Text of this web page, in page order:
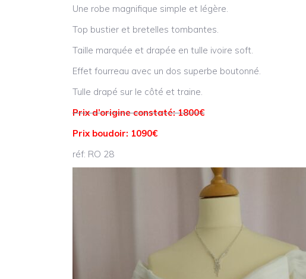
Une robe magnifique simple et légère.
Top bustier et bretelles tombantes.
Taille marquée et drapée en tulle ivoire soft.
Effet fourreau avec un dos superbe boutonné.
Tulle drapé sur le côté et traine.
Prix d’origine constaté: 1800€
Prix boudoir: 1090€
réf: RO 28